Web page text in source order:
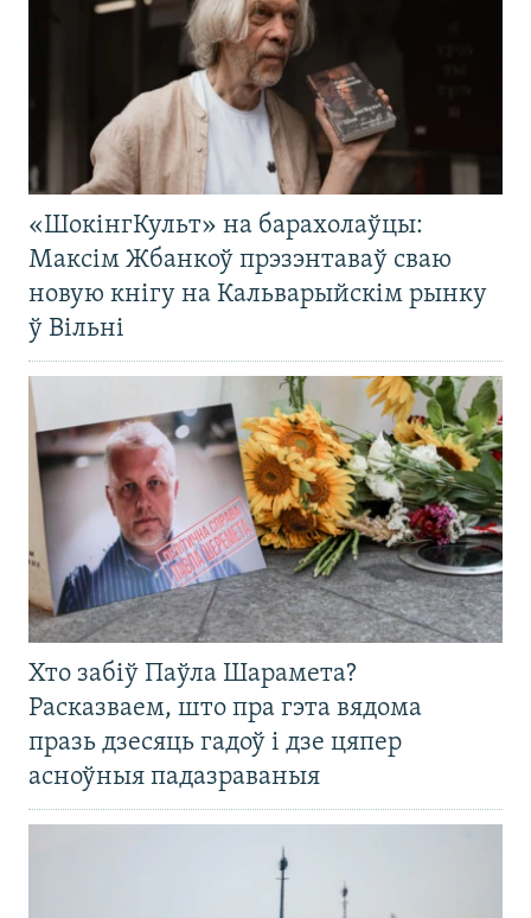
«ШокінгКульт» на барахолаўцы:
Максім Жбанкоў прэзэнтаваў сваю
новую кнігу на Кальварыйскім рынку
ў Вільні
Хто забіў Паўла Шарамета?
Расказваем, што пра гэта вядома
празь дзесяць гадоў і дзе цяпер
асноўныя падазраваныя